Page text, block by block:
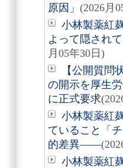
原因」 (2026月
小林製薬紅
よって隠され
月05年30日)
【公開質問
の開示を厚生
に正式要求
小林製薬紅
ていること「
的差異――
小林製薬紅